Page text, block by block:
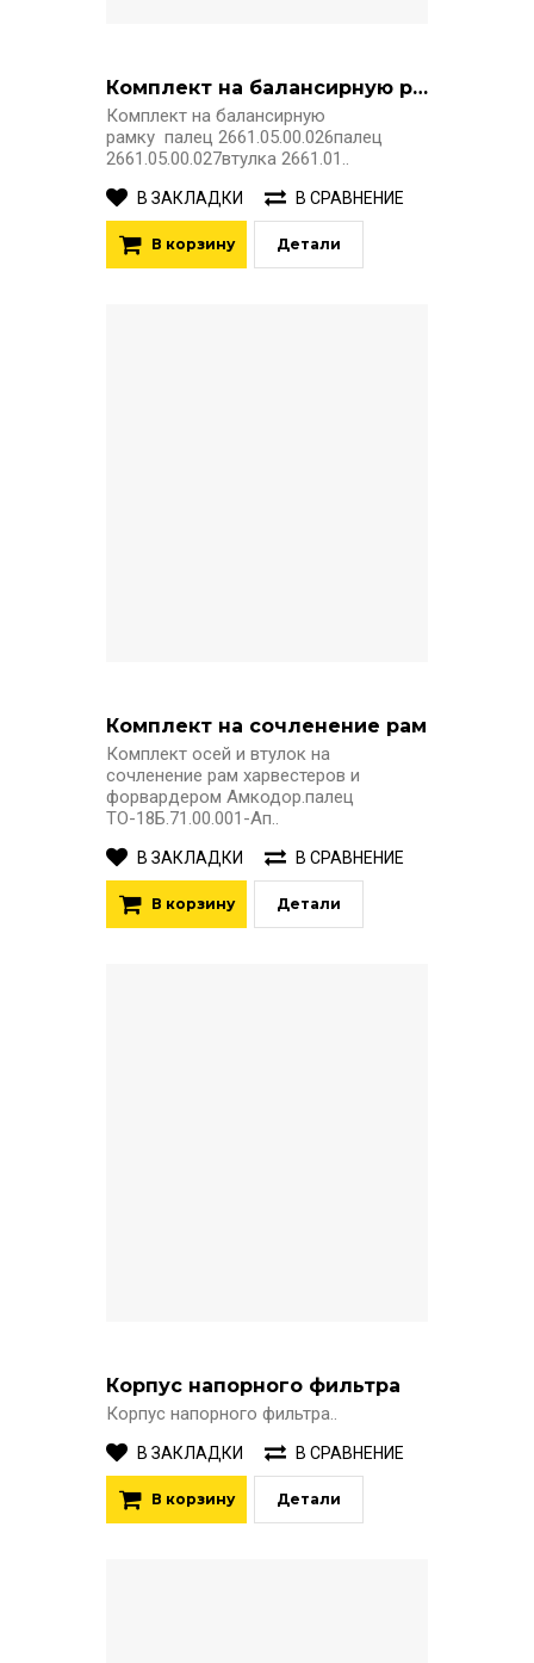
Комплект на балансирную рамку
Комплект на балансирную
рамку палец 2661.05.00.026палец
2661.05.00.027втулка 2661.01..
В ЗАКЛАДКИ В СРАВНЕНИЕ
В корзину Детали
Комплект на сочленение рам
Комплект осей и втулок на
сочленение рам харвестеров и
форвардером Амкодор.палец
ТО-18Б.71.00.001-Ап..
В ЗАКЛАДКИ В СРАВНЕНИЕ
В корзину Детали
Корпус напорного фильтра
Корпус напорного фильтра..
В ЗАКЛАДКИ В СРАВНЕНИЕ
В корзину Детали